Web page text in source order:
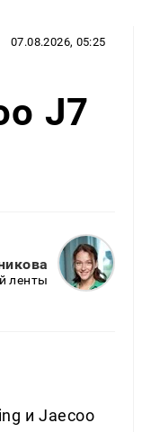
07.08.2026, 05:25
J7
ленты
и Jaecoo